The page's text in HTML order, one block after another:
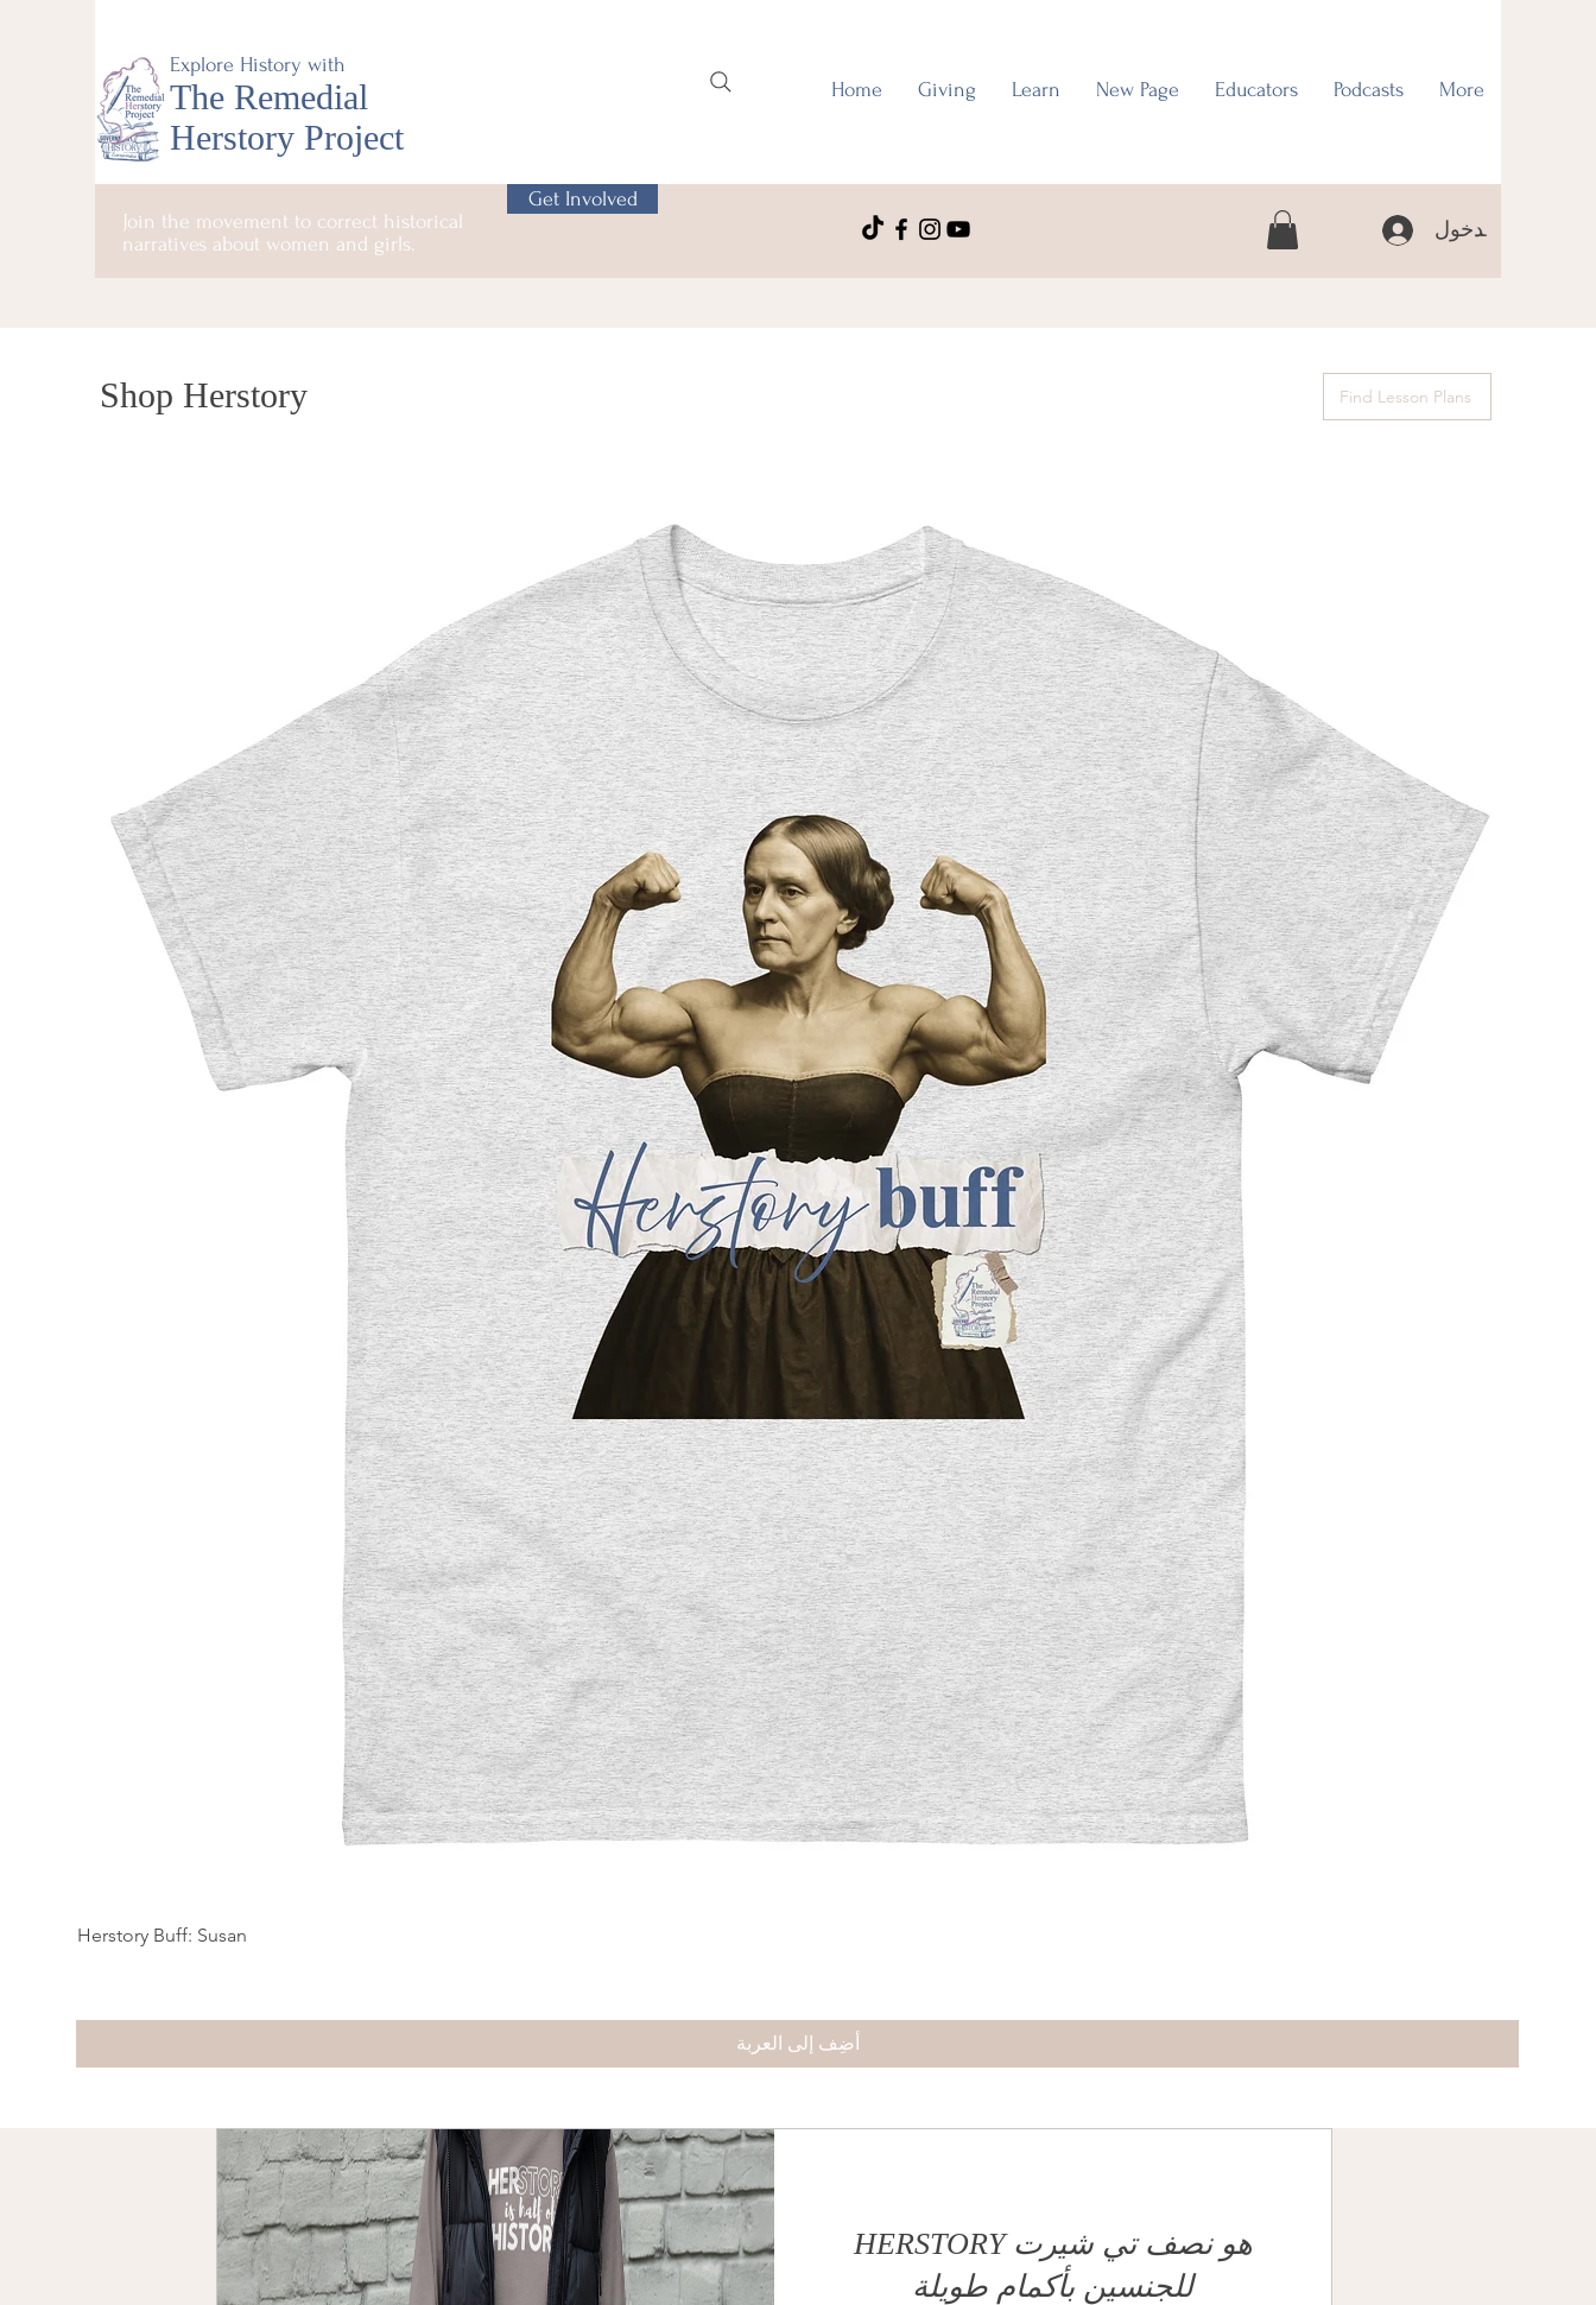
Explore History with
The Remedial
Herstory Project
Home Giving Learn New Page Educators Podcasts More
Join the movement to correct historical
narratives about women and girls.
Get Involved
تسجيل الدخول
Shop Herstory Find Lesson Plans
Herstory Buff: Susan
أضِف إلى العربة
HERSTORY هو نصف تي شيرت
للجنسين بأكمام طويلة